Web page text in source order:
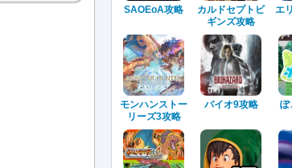
SAOEoA攻略
カルドセプトビ
ギンズ攻略
エ
モンハンストー
リーズ3攻略
バイオ9攻略 ぽ